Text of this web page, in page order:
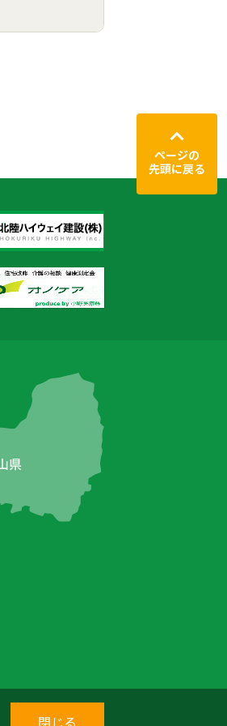
閉じる
ページの
先頭に戻る